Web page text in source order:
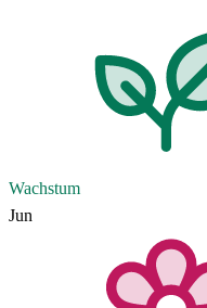
Wachstum
Jun